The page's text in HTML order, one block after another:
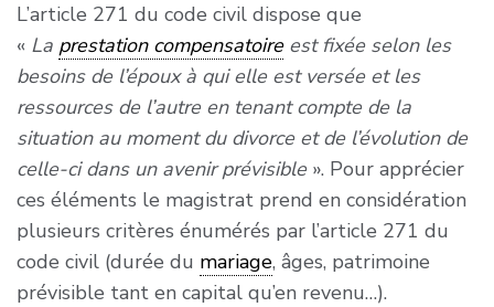
« Le divorce met fin au devoir de secours entre
époux.
L’un des époux peut être tenu de verser à
l’autre une prestation destinée à compenser,
autant qu’il est possible, la disparité que la
rupture du mariage crée dans les conditions de
vie respectives. Cette prestation a un caractère
forfaitaire. Elle prend la forme d’un capital dont
le montant est fixé par le juge.
L’article 271 du code civil dispose que
« La prestation compensatoireest fixée selon les
besoins de l’époux à qui elle est versée et les
ressources de l’autre en tenant compte de la
situation au moment du divorce et de l’évolution de
celle-ci dans un avenir prévisible». Pour apprécier
ces éléments le magistrat prend en considération
plusieurs critères énumérés par l’article 271 du
code civil (durée du mariage, âges, patrimoine
prévisible tant en capital qu’en revenu…).